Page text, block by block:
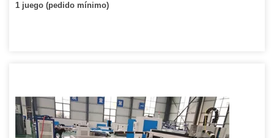
1 juego (pedido mínimo)